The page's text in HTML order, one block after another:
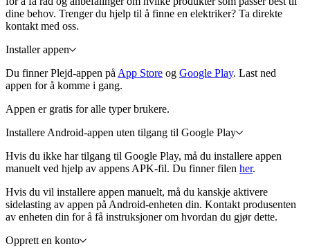
dine behov. Trenger du hjelp til å finne en elektriker? Ta direkte
kontakt med oss.
Installer appen
Du finner Plejd-appen på App Store og Google Play. Last ned
appen for å komme i gang.
Appen er gratis for alle typer brukere.
Installere Android-appen uten tilgang til Google Play
Hvis du ikke har tilgang til Google Play, må du installere appen
manuelt ved hjelp av appens APK-fil. Du finner filen her.
Hvis du vil installere appen manuelt, må du kanskje aktivere
sidelasting av appen på Android-enheten din. Kontakt produsenten
av enheten din for å få instruksjoner om hvordan du gjør dette.
Opprett en konto